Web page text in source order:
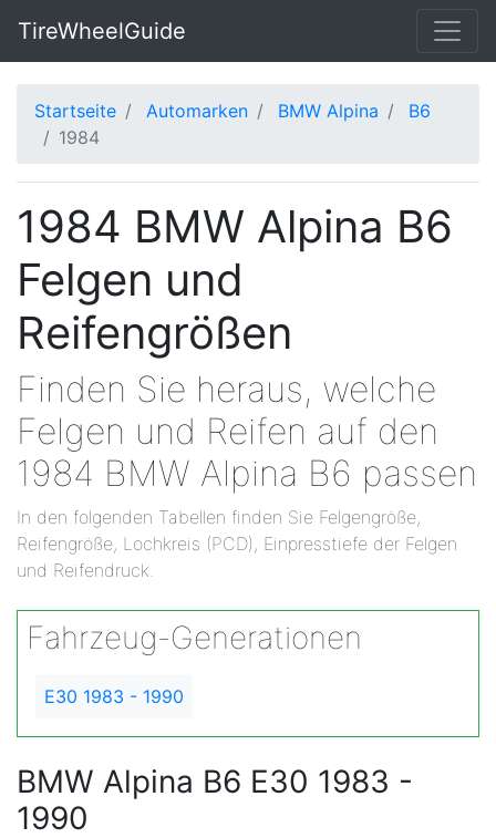
TireWheelGuide
Startseite Automarken BMW Alpina
B6
1984
1984 BMW Alpina B6
Felgen und
Reifengrößen
Finden Sie heraus, welche
Felgen und Reifen auf den
1984 BMW Alpina B6 passen
In den folgenden Tabellen finden Sie Felgengröße,
Reifengröße, Lochkreis (PCD), Einpresstiefe der Felgen
und Reifendruck.
Fahrzeug-Generationen
E30 1983 - 1990
BMW Alpina B6 E30 1983 -
1990